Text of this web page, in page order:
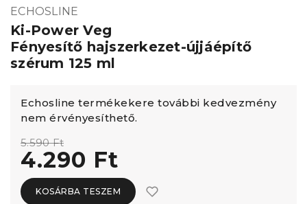
ECHOSLINE
Ki-Power Veg
Fényesítő hajszerkezet-újjáépítő
szérum 125 ml
Echosline termékekere további kedvezmény
nem érvényesíthető.
5.590 Ft
4.290 Ft
KOSÁRBA TESZEM